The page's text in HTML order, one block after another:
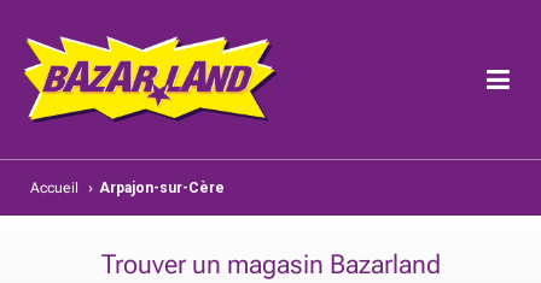
Accueil › Arpajon-sur-Cère
Trouver un magasin Bazarland